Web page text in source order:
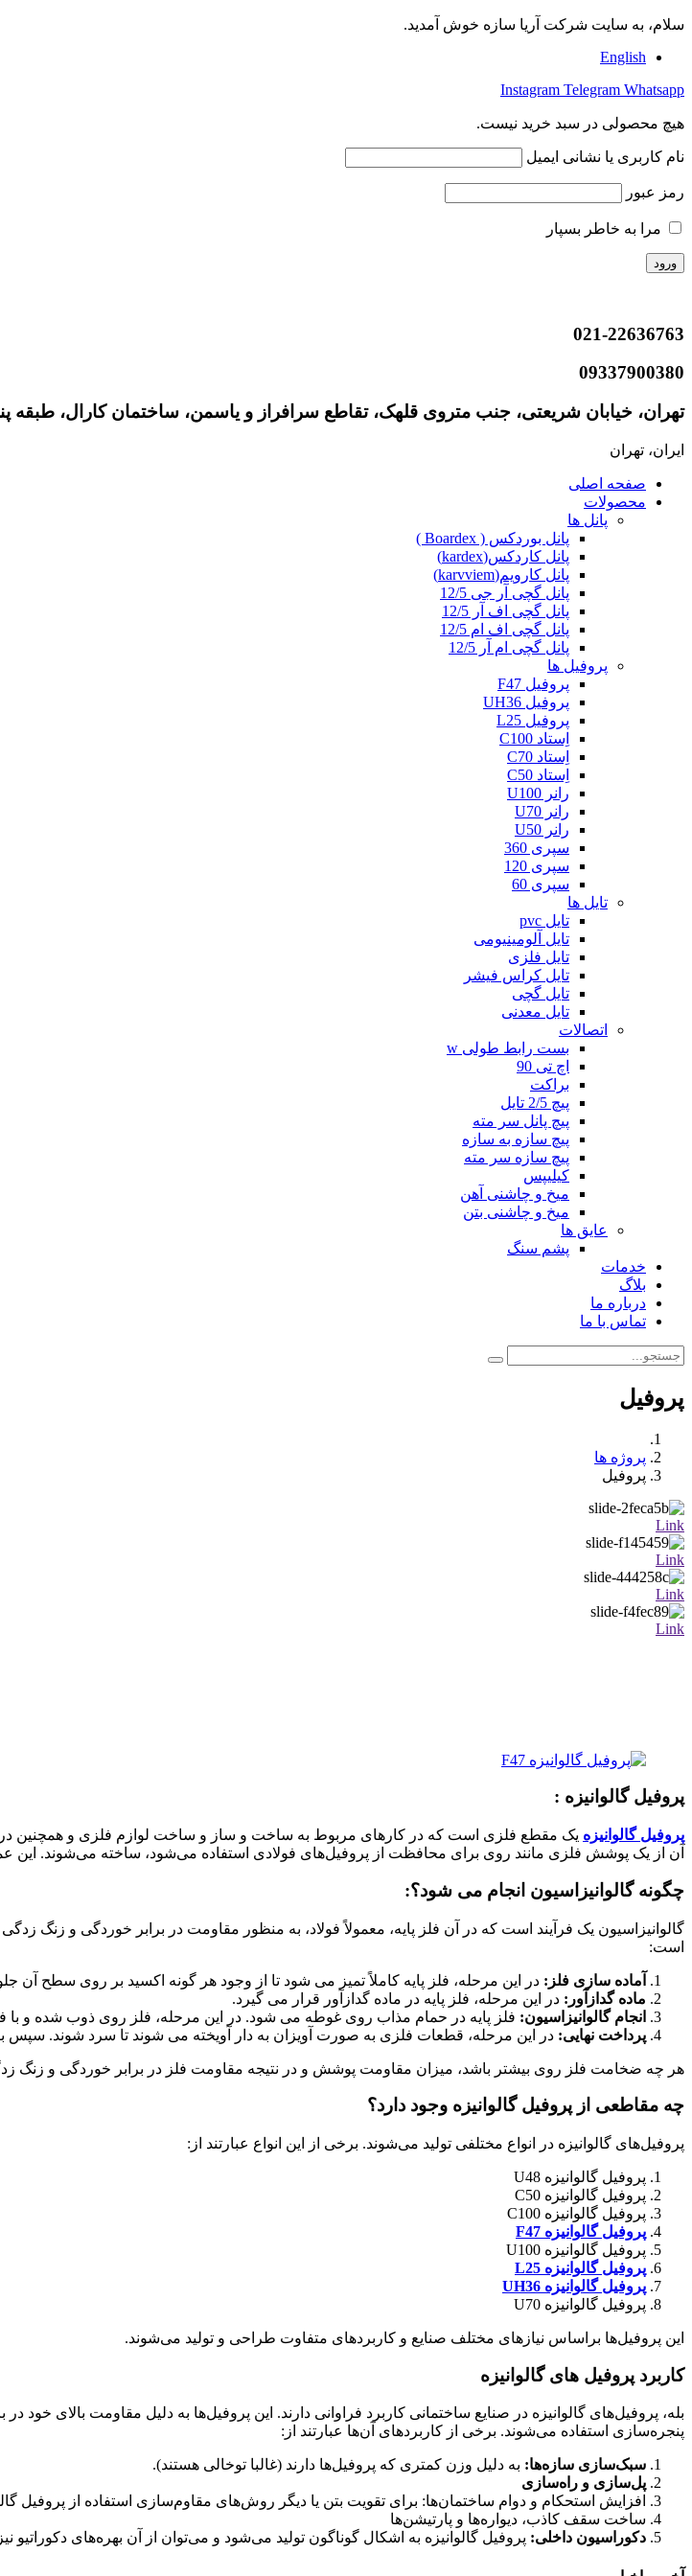
سلام، به سایت شرکت آریا سازه خوش آمدید.
English
Instagram Telegram Whatsapp
هیچ محصولی در سبد خرید نیست.
نام کاربری یا نشانی ایمیل
رمز عبور
مرا به خاطر بسپار
021-22636763
09337900380
تهران، خیابان شریعتی، جنب متروی قلهک، تقاطع سرافراز و یاسمن، ساختمان کارال، طبقه
ایران، تهران
صفحه اصلی
محصولات
پانل ها
پانل بوردکس ( Boardex )
پانل کاردکس(kardex)
پانل کارویم(karvviem)
پانل گچی آر جی 12/5
پانل گچی اف آر 12/5
پانل گچی اف ام 12/5
پانل گچی ام آر 12/5
پروفیل ها
پروفیل F47
پروفیل UH36
پروفیل L25
اِستاد C100
اِستاد C70
اِستاد C50
رانر U100
رانر U70
رانر U50
سپری 360
سپری 120
سپری 60
تایل ها
تایل pvc
تایل آلومینیومی
تایل فلزی
تایل کراس فیشر
تایل گچی
تایل معدنی
اتصالات
بست رابط طولی w
اچ تی 90
براکت
پیچ 2/5 تایل
پیچ پانل سر مته
پیچ سازه به سازه
پیچ سازه سر مته
کیلیپس
میخ و چاشنی آهن
میخ و چاشنی بتن
عایق ها
پشم سنگ
خدمات
بلاگ
درباره ما
تماس با ما
پروفیل
پروژه ها
پروفیل
Link
Link
Link
Link
پروفیل گالوانیزه :
پروفیل گالوانیزه یک مقطع فلزی است که در کارهای مربوط به ساخت و ساز و ساخت لوازم فلزی و همچنین در
آن از یک پوشش فلزی مانند روی برای محافظت از پروفیل‌های فولادی استفاده می‌شود، ساخته می‌شوند.
چگونه گالوانیزاسیون انجام می شود؟:
است:
آماده سازی فلز : در این مرحله، فلز پایه کاملاً تمیز می شود تا از وجود هر گونه اکسید بر روی سطح آن
ماده گدازآور : در این مرحله، فلز پایه در ماده گدازآور قرار می گیرد.
انجام گالوانیزاسیون: فلز پایه در حمام مذاب روی غوطه می شود. در این مرحله، فلز روی ذوب شده و با
پرداخت نهایی: در این مرحله، قطعات فلزی به صورت آویزان به دار آویخته می شوند تا سرد شوند. سپس
هر چه ضخامت فلز روی بیشتر باشد، میزان مقاومت پوشش و در نتیجه مقاومت فلز در برابر خوردگی و زنگ
چه مقاطعی از پروفیل گالوانیزه وجود دارد؟
پروفیل‌های گالوانیزه در انواع مختلفی تولید می‌شوند. برخی از این انواع عبارتند از:
پروفیل گالوانیزه U48
پروفیل گالوانیزه C50
پروفیل گالوانیزه C100
پروفیل گالوانیزه
پروفیل گالوانیزه U100
پروفیل گالوانیزه
پروفیل گالوانیزه
پروفیل گالوانیزه U70
این پروفیل‌ها براساس نیازهای مختلف صنایع و کاربردهای متفاوت طراحی و تولید می‌شوند.
کاربرد پروفیل های گالوانیزه
بله، پروفیل‌های گالوانیزه در صنایع ساختمانی کاربرد فراوانی دارند. این پروفیل‌ها به دلیل مقاومت
پنجره‌سازی استفاده می‌شوند. برخی از کاربردهای آن‌ها عبارتند از:
سبک‌سازی سازه‌ها: به دلیل وزن کمتری که پروفیل‌ها دارند (غالبا توخالی هستند).
پل‌سازی و راه‌سازی
افزایش استحکام و دوام ساختمان‌ها: برای تقویت بتن یا دیگر روش‌های مقاوم‌سازی استفاده از پروفیل
ساخت سقف کاذب، دیواره‌ها و پارتیشن‌ها
دکوراسیون داخلی: پروفیل گالوانیزه به اشکال گوناگون تولید می‌شود و می‌توان از آن بهره‌های دکوراتیو